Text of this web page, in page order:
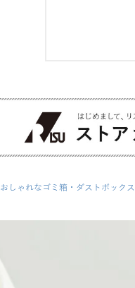
おしゃれなゴミ箱・ダストボックス